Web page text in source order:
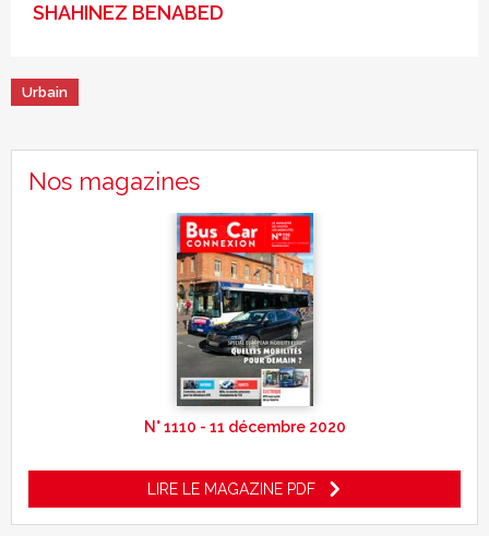
SHAHINEZ BENABED
Urbain
Nos magazines
N° 1110 - 11 décembre 2020
LIRE LE MAGAZINE PDF